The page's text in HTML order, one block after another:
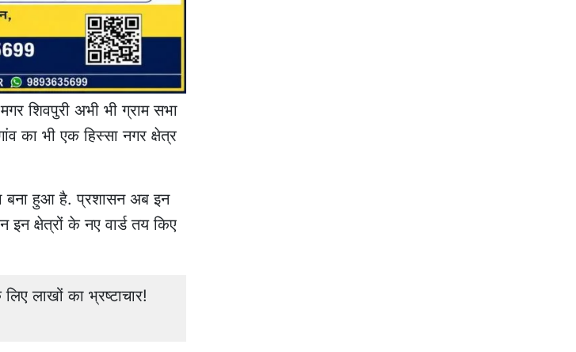
शिवपुरी अभी भी ग्राम सभा
का भी एक हिस्सा नगर क्षेत्र
बना हुआ है. प्रशासन अब इन
इन क्षेत्रों के नए वार्ड तय किए
लाखों का भ्रष्टाचार!